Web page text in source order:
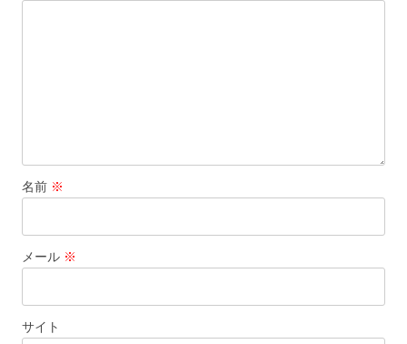
名前 ※
メール ※
サイト